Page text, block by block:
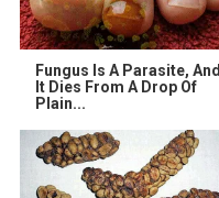
Fungus Is A Parasite, And
It Dies From A Drop Of
Plain...